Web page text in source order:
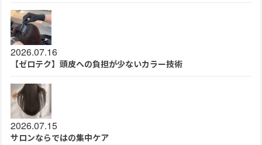
2026.07.16
【ゼロテク】頭皮への負担が少ないカラー技術
2026.07.15
サロンならではの集中ケア